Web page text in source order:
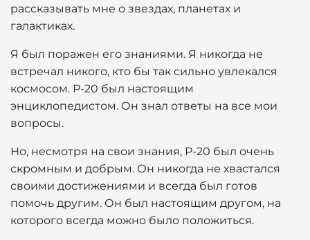
рассказывать мне о звездах, планетах и
галактиках.
Я был поражен его знаниями. Я никогда не
встречал никого, кто бы так сильно увлекался
космосом. Р-20 был настоящим
энциклопедистом. Он знал ответы на все мои
вопросы.
Но, несмотря на свои знания, Р-20 был очень
скромным и добрым. Он никогда не хвастался
своими достижениями и всегда был готов
помочь другим. Он был настоящим другом, на
которого всегда можно было положиться.